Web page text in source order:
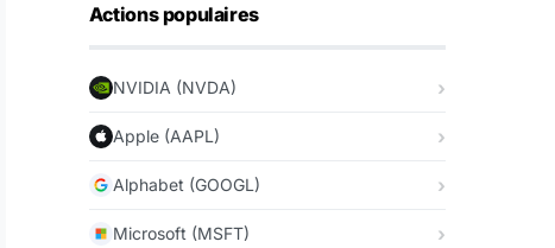
Actions populaires
NVIDIA (NVDA)
Apple (AAPL)
Alphabet (GOOGL)
Microsoft (MSFT)